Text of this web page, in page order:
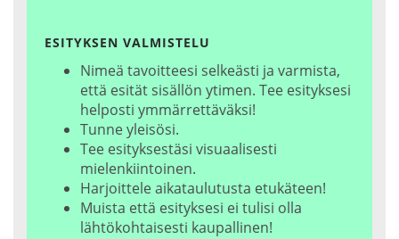
ESITYKSEN VALMISTELU
Nimeä tavoitteesi selkeästi ja varmista,
että esität sisällön ytimen. Tee esityksesi
helposti ymmärrettäväksi!
Tunne yleisösi.
Tee esityksestäsi visuaalisesti
mielenkiintoinen.
Harjoittele aikataulutusta etukäteen!
Muista että esityksesi ei tulisi olla
lähtökohtaisesti kaupallinen!